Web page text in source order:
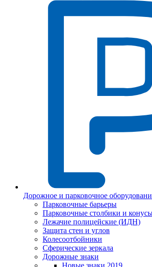
Дорожное и парковочное
Парковочные барьеры
Парковочные столбики и
Лежачие полицейские (ИДН)
Защита стен и углов
Колесоотбойники
Сферические зеркала
Дорожные знаки